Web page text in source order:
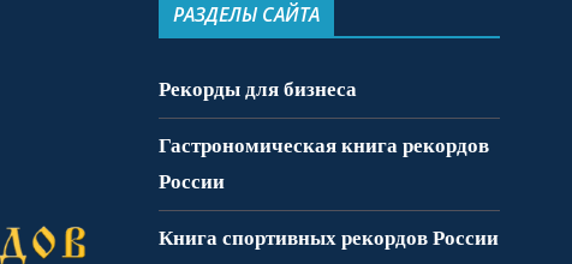
РАЗДЕЛЫ САЙТА
Рекорды для бизнеса
Гастрономическая книга рекордов
России
Книга спортивных рекордов России